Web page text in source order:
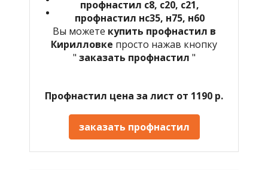
профнастил с8, с20, с21,
профнастил нс35, н75, н60
Вы можете купить профнастил в
Кирилловке просто нажав кнопку
" заказать профнастил "
Профнастил цена за лист от 1190 р.
заказать профнастил